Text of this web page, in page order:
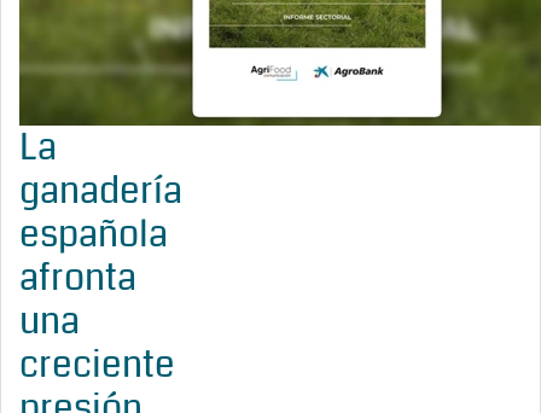
La
ganadería
española
afronta
una
creciente